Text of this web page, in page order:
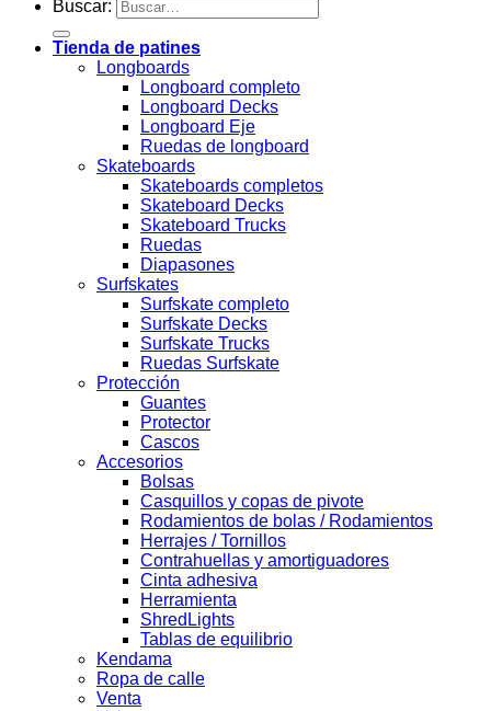
Buscar:
Tienda de patines
Longboards
Longboard completo
Longboard Decks
Longboard Eje
Ruedas de longboard
Skateboards
Skateboards completos
Skateboard Decks
Skateboard Trucks
Ruedas
Diapasones
Surfskates
Surfskate completo
Surfskate Decks
Surfskate Trucks
Ruedas Surfskate
Protección
Guantes
Protector
Cascos
Accesorios
Bolsas
Casquillos y copas de pivote
Rodamientos de bolas / Rodamientos
Herrajes / Tornillos
Contrahuellas y amortiguadores
Cinta adhesiva
Herramienta
ShredLights
Tablas de equilibrio
Kendama
Ropa de calle
Venta